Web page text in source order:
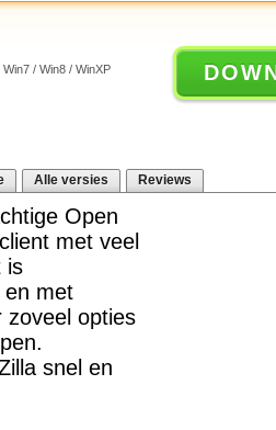
/ Win8 / WinXP
Alle versies Reviews
Open
met veel
is
en met
zoveel opties
snel en